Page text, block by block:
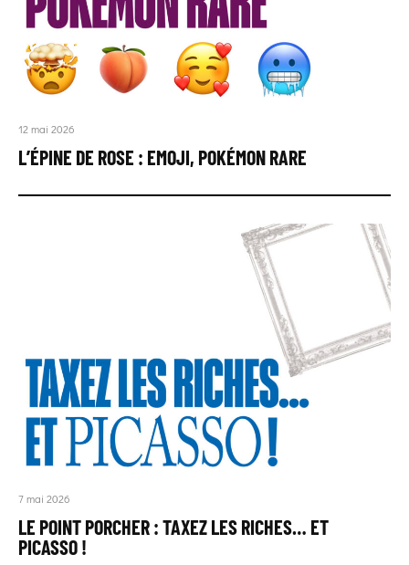
12 mai 2026
L’ÉPINE DE ROSE : EMOJI, POKÉMON RARE
7 mai 2026
LE POINT PORCHER : TAXEZ LES RICHES… ET
PICASSO !